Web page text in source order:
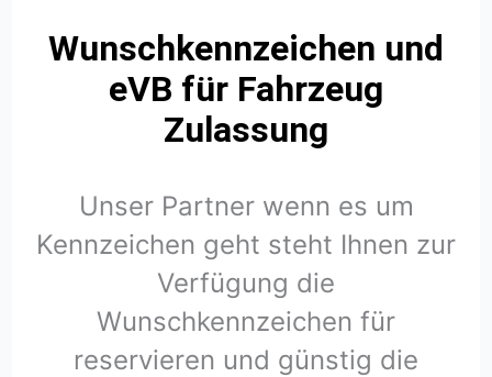
Wunschkennzeichen und
eVB für Fahrzeug
Zulassung
Unser Partner wenn es um
Kennzeichen geht steht Ihnen zur
Verfügung die
Wunschkennzeichen für
reservieren und günstig die